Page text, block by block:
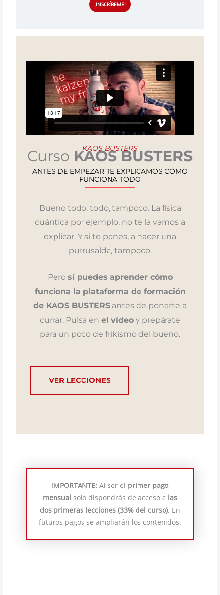
¡INSCRÍBEME!
KAOS BUSTERS
Curso KAOS BUSTERS
ANTES DE EMPEZAR TE EXPLICAMOS CÓMO
FUNCIONA TODO
Bueno todo, todo, tampoco. La física
cuántica por ejemplo, no te la vamos a
explicar. Y si te pones, a hacer una
purrusalda, tampoco.
Pero sí puedes aprender cómo
funciona la plataforma de formación
de KAOS BUSTERS antes de ponerte a
currar. Pulsa en el vídeo y prepárate
para un poco de frikismo del bueno.
VER LECCIONES
IMPORTANTE: Al ser el primer pago
mensual solo dispondrás de acceso a las
dos primeras lecciones (33% del curso). En
futuros pagos se ampliarán los contenidos.